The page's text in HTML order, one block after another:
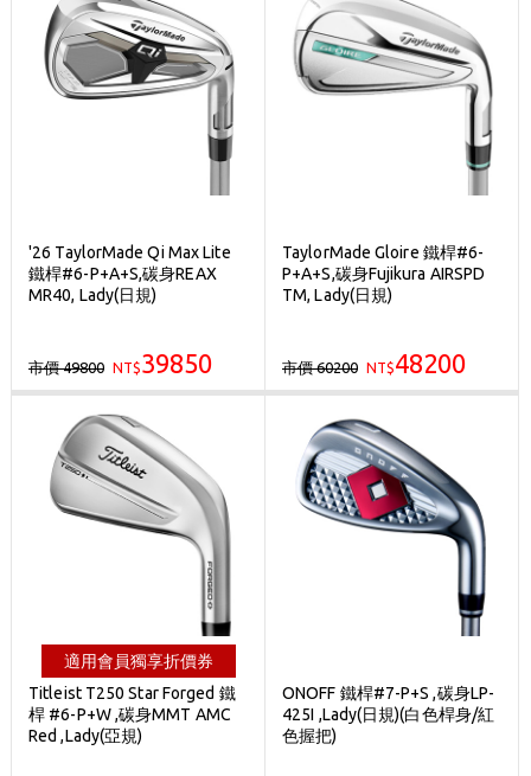
'26 TaylorMade Qi Max Lite
鐵桿#6-P+A+S,碳身REAX
MR40, Lady(日規)
市價 49800 NT$39850
TaylorMade Gloire 鐵桿#6-
P+A+S,碳身Fujikura AIRSPD
TM, Lady(日規)
市價 60200 NT$48200
適用會員獨享折價券
Titleist T250 Star Forged 鐵
桿 #6-P+W ,碳身MMT AMC
Red ,Lady(亞規)
ONOFF 鐵桿#7-P+S ,碳身LP-
425I ,Lady(日規)(白色桿身/紅
色握把)